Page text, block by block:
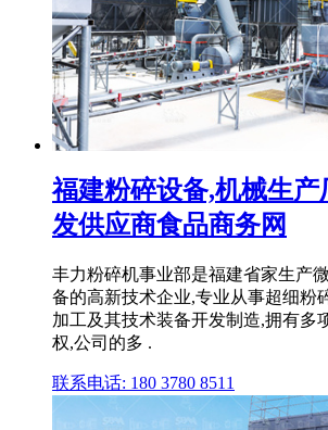
福建粉碎设备,机械生产
发供应商食品商务网
丰力粉碎机事业部是福建省家生产
备的高新技术企业,专业从事超细粉
加工及其技术装备开发制造,拥有多
权,公司的多 .
联系电话: 180 3780 8511